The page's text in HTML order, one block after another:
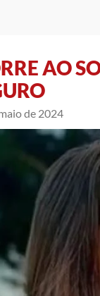
AO
de 2024